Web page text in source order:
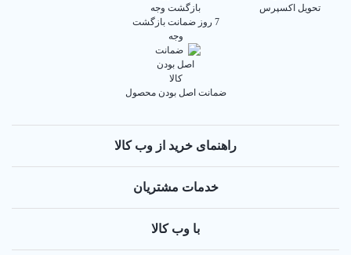
تحویل اکسپرس
7 روز ضمانت بازگشت
وجه
ضمانت اصل بودن محصول
راهنمای خرید از وب کالا
خدمات مشتریان
با وب کالا